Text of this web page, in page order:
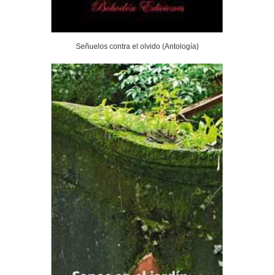
Señuelos contra el olvido (Antología)